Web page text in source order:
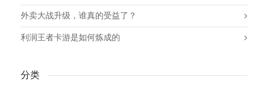
外卖大战升级，谁真的受益了？
利润王者卡游是如何炼成的
分类